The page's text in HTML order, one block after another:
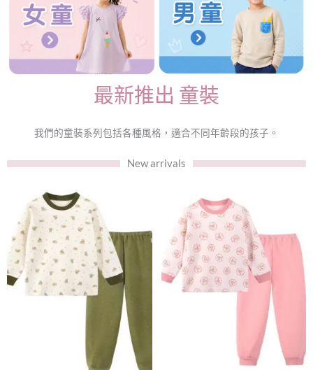
最新推出 童裝
我們的童裝系列包括各種風格，適合不同年齡段的孩子。
New arrivals
此
產
品
有
多
種
款
式。
在
產
品
有
多
種
在